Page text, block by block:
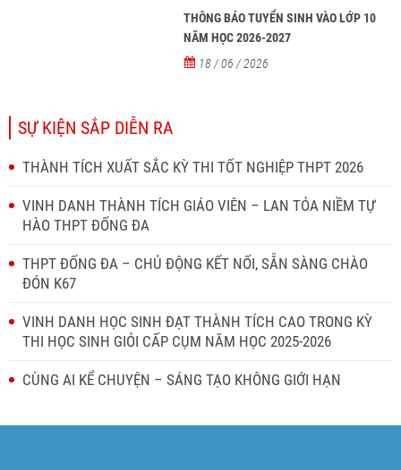
THÔNG BÁO TUYỂN SINH VÀO LỚP 10
NĂM HỌC 2026-2027
18 / 06 / 2026
SỰ KIỆN SẮP DIỄN RA
THÀNH TÍCH XUẤT SẮC KỲ THI TỐT NGHIỆP THPT 2026
VINH DANH THÀNH TÍCH GIÁO VIÊN – LAN TỎA NIỀM TỰ
HÀO THPT ĐỐNG ĐA
THPT ĐỐNG ĐA – CHỦ ĐỘNG KẾT NỐI, SẴN SÀNG CHÀO
ĐÓN K67
VINH DANH HỌC SINH ĐẠT THÀNH TÍCH CAO TRONG KỲ
THI HỌC SINH GIỎI CẤP CỤM NĂM HỌC 2025-2026
CÙNG AI KỂ CHUYỆN – SÁNG TẠO KHÔNG GIỚI HẠN